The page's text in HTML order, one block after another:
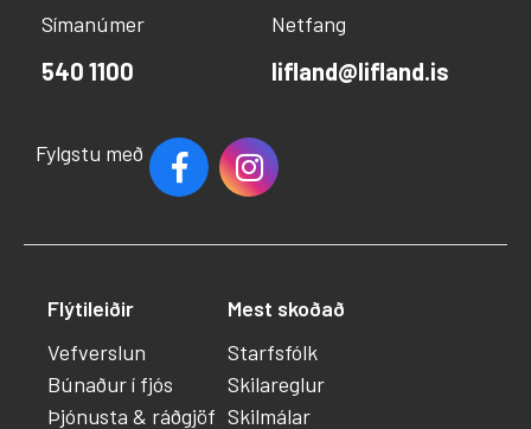
Símanúmer
540 1100
Netfang
lifland@lifland.is
Fylgstu með
Flýtileiðir
Vefverslun
Búnaður í fjós
Þjónusta & ráðgjöf
Mest skoðað
Starfsfólk
Skilareglur
Skilmálar